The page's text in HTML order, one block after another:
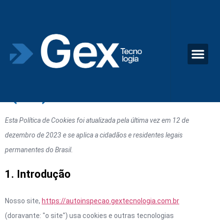
Política de Cookies
Esta Política de Cookies foi atualizada pela última vez em 12 de
dezembro de 2023 e se aplica a cidadãos e residentes legais
permanentes do Brasil.
1. Introdução
Nosso site, https://autoinspecao.gextecnologia.com.br
(doravante: "o site") usa cookies e outras tecnologias